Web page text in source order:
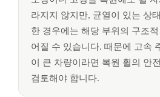
라지지 않지만, 균열이 있는 상
한 경우에는 해당 부위의 구조
어질 수 있습니다. 때문에 고속
이 큰 차량이라면 복원 휠의 안
검토해야 합니다.